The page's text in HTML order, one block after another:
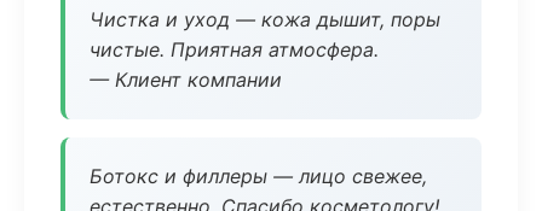
Чистка и уход — кожа дышит, поры
чистые. Приятная атмосфера.
— Клиент компании
Ботокс и филлеры — лицо свежее,
естественно. Спасибо косметологу!